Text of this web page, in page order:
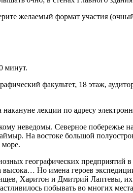
желаемый формат участия
минут.
факультет, 18 этаж,
лекции по адресу
неведомы. Северное побережье
На востоке большой
море.
географических предприятий в
Но имена героев
Харитон и Дмитрий Лаптевы, их
побывать во многих